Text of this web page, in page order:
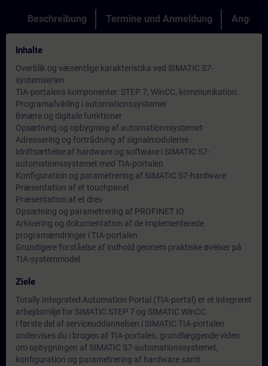
Beschreibung Termine und Anmeldung Angebot
Inhalte
Overblik og væsentlige karakteristika ved SIMATIC S7-
systemserien
TIA-portalens komponenter: STEP 7, WinCC, kommunikation
Programafvikling i automationssystemer
Binære og digitale funktioner
Opsætning og opbygning af automationssystemet
Adressering og fortrådning af signalmodulerne
Idriftsættelse af hardware og software i SIMATIC S7-
automationssystemet med TIA-portalen
Konfiguration og parametrering af SIMATIC S7-hardware
Præsentation af et touchpanel
Præsentation af et drev
Opsætning og parametrering af PROFINET IO
Arkivering og dokumentation af de implementerede
programændringer i TIA-portalen
Grundigere forståelse af indhold gennem praktiske øvelser på
TIA-systemmodel
Ziele
Totally Integrated Automation Portal (TIA-portal) er et integreret
arbejdsmiljø for SIMATIC STEP 7 og SIMATIC WinCC.
I første del af serviceuddannelsen i SIMATIC TIA-portalen
undervises du i brugen af TIA-portalen, grundlæggende viden
om opbygningen af SIMATIC S7-automationssystemet,
konfiguration og parametrering af hardware samt